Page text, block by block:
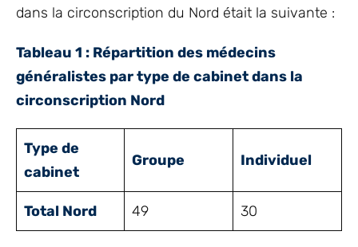
dans la circonscription du Nord était la suivante :
Tableau 1 : Répartition des médecins
généralistes par type de cabinet dans la
circonscription Nord
Type de
cabinet
Groupe Individuel
Total Nord 49 30